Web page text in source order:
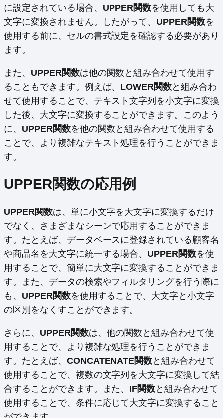
に設定されている場合、 UPPER関数を使用しても大
文字に変換されません。したがって、 UPPER関数を
使用する前に、セルの書式設定を確認する必要があり
ます。
また、 UPPER関数は他の関数と組み合わせて使用す
ることもできます。例えば、 LOWER関数と組み合わ
せて使用することで、テキスト文字列を小文字に変換
した後、大文字に変換することができます。このよう
に、 UPPER関数を他の関数と組み合わせて使用する
ことで、より複雑なテキスト処理を行うことができま
す。
UPPER関数の応用例
UPPER関数は、単に小文字を大文字に変換するだけ
でなく、さまざまなシーンで応用することができま
す。たとえば、データベースに登録されている顧客名
や商品名を大文字に統一する場合、 UPPER関数を使
用することで、簡単に大文字に変換することができま
す。また、データの検索やフィルタリングを行う際に
も、 UPPER関数を使用することで、大文字と小文字
の区別をなくすことができます。
さらに、 UPPER関数は、他の関数と組み合わせて使
用することで、より複雑な処理を行うことができま
す。たとえば、 CONCATENATE関数と組み合わせて
使用することで、複数の文字列を大文字に変換して結
合することができます。また、 IF関数と組み合わせて
使用することで、条件に応じて大文字に変換すること